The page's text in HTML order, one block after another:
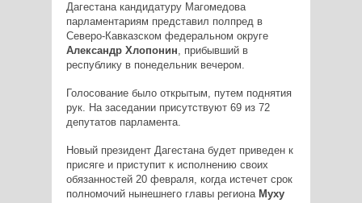
Дагестана кандидатуру Магомедова
парламентариям представил полпред в
Северо-Кавказском федеральном округе
Александр Хлопонин, прибывший в
республику в понедельник вечером.
Голосование было открытым, путем поднятия
рук. На заседании присутствуют 69 из 72
депутатов парламента.
Новый президент Дагестана будет приведен к
присяге и приступит к исполнению своих
обязанностей 20 февраля, когда истечет срок
полномочий нынешнего главы региона Муху